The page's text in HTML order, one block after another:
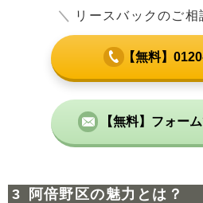
＼ リースバックのご相
【無料】
【無料】フォー
阿倍野区の魅力とは？